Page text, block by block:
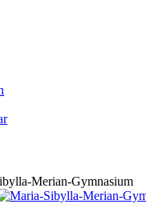
Merian-Gymnasium